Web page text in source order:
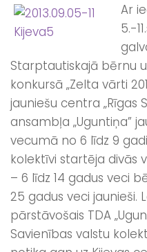
Ar
5.-
Starptautiskajā bērnu
konkursā „Zelta vārti
jauniešu centra „Rīgas
ansambļa „Uguntiņa”
vecumā no 6 līdz 9
kolektīvi startēja divās
– 6 līdz 14 gadus veci
25 gadus veci jaunieši.
pārstāvošais TDA
Savienības valstu